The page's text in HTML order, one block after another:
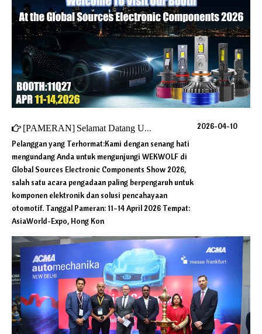
[PAMERAN] Selamat Datang Untuk Mengunjungi Kami Di Pameran Komponen Elektronik Sumber Global 2026
Pelanggan yang Terhormat:Kami dengan senang hati
mengundang Anda untuk mengunjungi WEKWOLF di
Global Sources Electronic Components Show 2026,
salah satu acara pengadaan paling berpengaruh untuk
komponen elektronik dan solusi pencahayaan
otomotif. Tanggal Pameran: 11–14 April 2026 Tempat:
AsiaWorld-Expo, Hong Kon
2026-04-10